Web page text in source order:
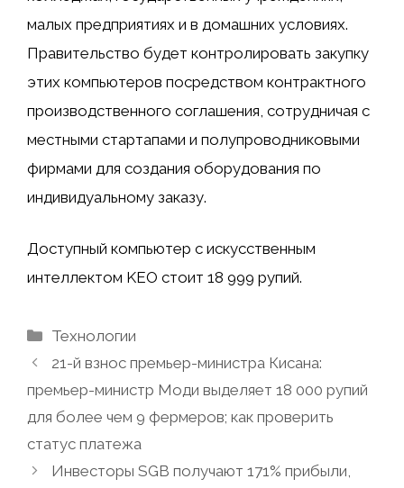
малых предприятиях и в домашних условиях.
Правительство будет контролировать закупку
этих компьютеров посредством контрактного
производственного соглашения, сотрудничая с
местными стартапами и полупроводниковыми
фирмами для создания оборудования по
индивидуальному заказу.
Доступный компьютер с искусственным
интеллектом KEO стоит 18 999 рупий.
Рубрики
Технологии
21-й взнос премьер-министра Кисана:
премьер-министр Моди выделяет 18 000 рупий
для более чем 9 фермеров; как проверить
статус платежа
Инвесторы SGB получают 171% прибыли,